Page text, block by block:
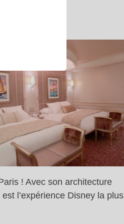
! Avec son architecture
l’expérience Disney la plus